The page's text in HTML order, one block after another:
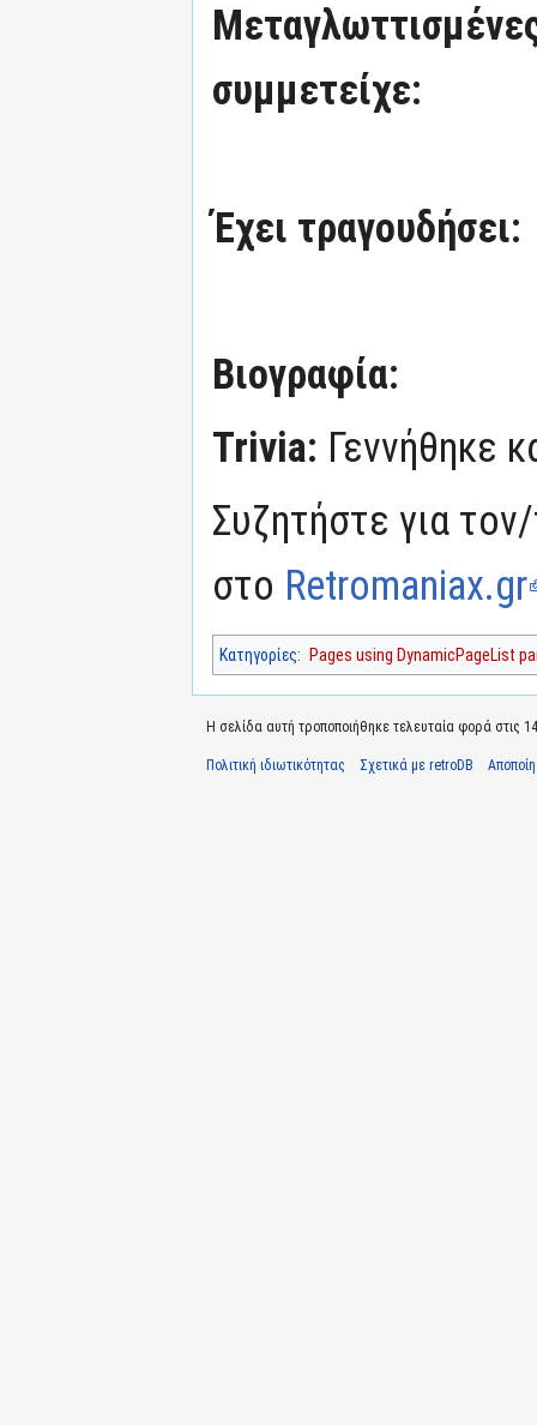
συμμετείχε:
Έχει τραγουδήσει:
Βιογραφία:
Trivia: Γεννήθηκε
Συζητήστε για
στο Retromaniax.gr
Κατηγορίες: Pages using DynamicPageList
Η σελίδα αυτή τροποποιήθηκε τελευταία φορά στις
Πολιτική ιδιωτικότητας Σχετικά με retroDB